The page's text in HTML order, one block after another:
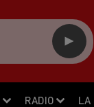
RADIO LA